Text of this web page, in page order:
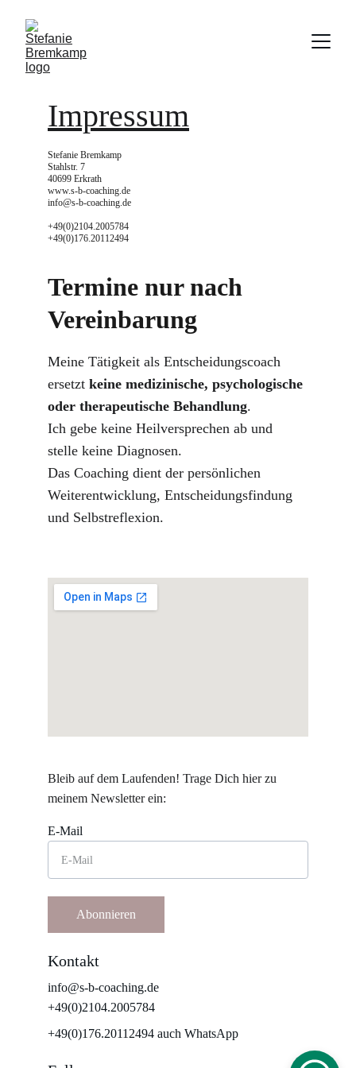
Impressum
Stefanie Bremkamp
Stahlstr. 7
40699 Erkrath
www.s-b-coaching.de
info@s-b-coaching.de
+49(0)2104.2005784
+49(0)176.20112494
Termine nur nach
Vereinbarung
Meine Tätigkeit als Entscheidungscoach
ersetzt keine medizinische, psychologische
oder therapeutische Behandlung.
Ich gebe keine Heilversprechen ab und
stelle keine Diagnosen.
Das Coaching dient der persönlichen
Weiterentwicklung, Entscheidungsfindung
und Selbstreflexion.
Kontakt
E-Mail
Abonnieren
info@s-b-coaching.de
+49(0)2104.2005784
Bleib auf dem Laufenden! Trage Dich hier zu
meinem Newsletter ein:
+49(0)176.20112494 auch WhatsApp